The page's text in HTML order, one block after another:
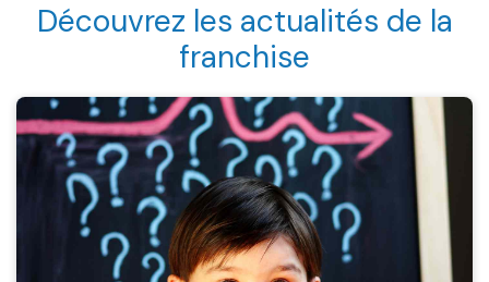
Découvrez les actualités de la
franchise